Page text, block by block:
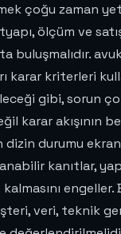
çoğu zaman
ölçüm ve
buluşmalıdır.
karar kriterleri
gibi, sorun
karar akışının
dizin durumu
kanıtlar,
engeller.
veri, teknik